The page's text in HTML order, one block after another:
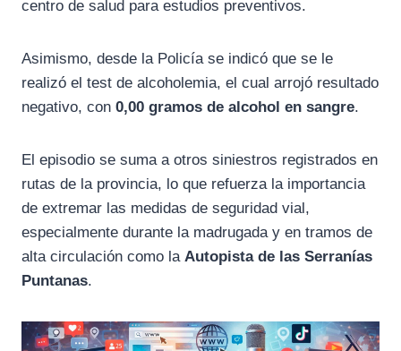
centro de salud para estudios preventivos.
Asimismo, desde la Policía se indicó que se le
realizó el test de alcoholemia, el cual arrojó resultado
negativo, con 0,00 gramos de alcohol en sangre.
El episodio se suma a otros siniestros registrados en
rutas de la provincia, lo que refuerza la importancia
de extremar las medidas de seguridad vial,
especialmente durante la madrugada y en tramos de
alta circulación como la Autopista de las Serranías
Puntanas.